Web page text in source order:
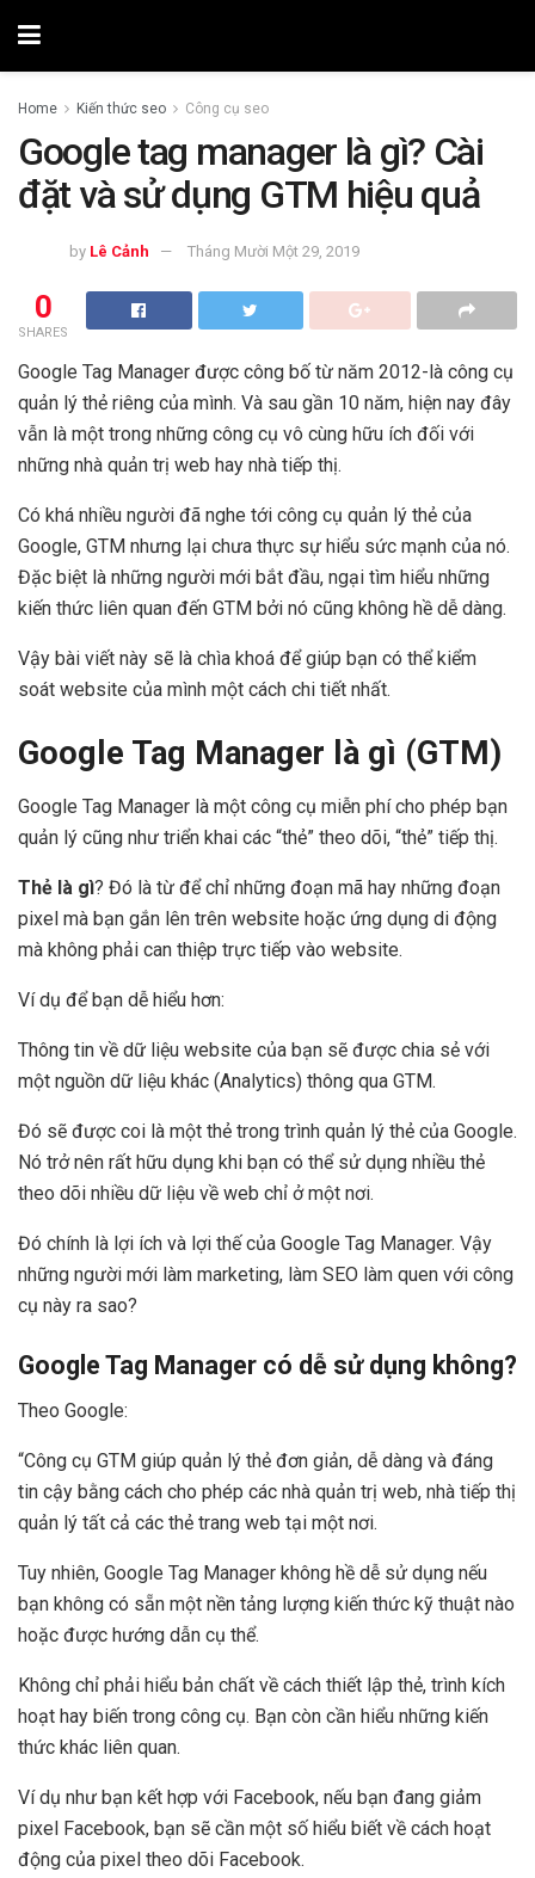
Home Kiến thức seo Công cụ seo
Google tag manager là gì? Cài
đặt và sử dụng GTM hiệu quả
by Lê Cảnh Tháng Mười Một 29, 2019
0
SHARES
Google Tag Manager được công bố từ năm 2012-là công cụ
quản lý thẻ riêng của mình. Và sau gần 10 năm, hiện nay đây
vẫn là một trong những công cụ vô cùng hữu ích đối với
những nhà quản trị web hay nhà tiếp thị.
Có khá nhiều người đã nghe tới công cụ quản lý thẻ của
Google, GTM nhưng lại chưa thực sự hiểu sức mạnh của nó.
Đặc biệt là những người mới bắt đầu, ngại tìm hiểu những
kiến thức liên quan đến GTM bởi nó cũng không hề dễ dàng.
Vậy bài viết này sẽ là chìa khoá để giúp bạn có thể kiểm
soát website của mình một cách chi tiết nhất.
Google Tag Manager là gì (GTM)
Google Tag Manager là một công cụ miễn phí cho phép bạn
quản lý cũng như triển khai các “thẻ” theo dõi, “thẻ” tiếp thị.
Thẻ là gì? Đó là từ để chỉ những đoạn mã hay những đoạn
pixel mà bạn gắn lên trên website hoặc ứng dụng di động
mà không phải can thiệp trực tiếp vào website.
Ví dụ để bạn dễ hiểu hơn:
Thông tin về dữ liệu website của bạn sẽ được chia sẻ với
một nguồn dữ liệu khác (Analytics) thông qua GTM.
Đó sẽ được coi là một thẻ trong trình quản lý thẻ của Google.
Nó trở nên rất hữu dụng khi bạn có thể sử dụng nhiều thẻ
theo dõi nhiều dữ liệu về web chỉ ở một nơi.
Đó chính là lợi ích và lợi thế của Google Tag Manager. Vậy
những người mới làm marketing, làm SEO làm quen với công
cụ này ra sao?
Google Tag Manager có dễ sử dụng không?
Theo Google:
“Công cụ GTM giúp quản lý thẻ đơn giản, dễ dàng và đáng
tin cậy bằng cách cho phép các nhà quản trị web, nhà tiếp thị
quản lý tất cả các thẻ trang web tại một nơi.
Tuy nhiên, Google Tag Manager không hề dễ sử dụng nếu
bạn không có sẵn một nền tảng lượng kiến thức kỹ thuật nào
hoặc được hướng dẫn cụ thể.
Không chỉ phải hiểu bản chất về cách thiết lập thẻ, trình kích
hoạt hay biến trong công cụ. Bạn còn cần hiểu những kiến
thức khác liên quan.
Ví dụ như bạn kết hợp với Facebook, nếu bạn đang giảm
pixel Facebook, bạn sẽ cần một số hiểu biết về cách hoạt
động của pixel theo dõi Facebook.